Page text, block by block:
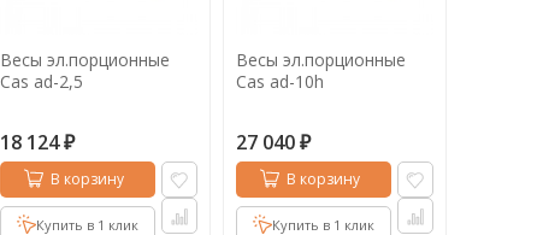
Весы эл.порционные
Cas ad-2,5
18 124 ₽
В корзину
Купить в 1 клик
Весы эл.порционные
Cas ad-10h
27 040 ₽
В корзину
Купить в 1 клик